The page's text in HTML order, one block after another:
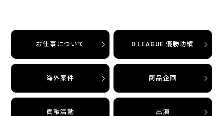
お仕事について D.LEAGUE 優勝功績
海外案件 商品企画
貢献活動 出演